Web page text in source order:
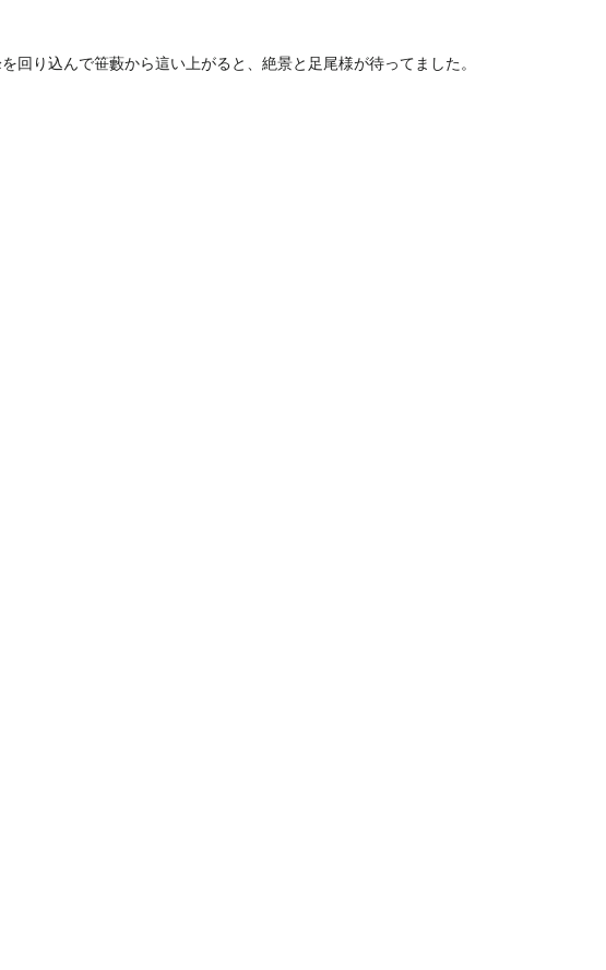
回り込んで笹藪から這い上がると、絶景と足尾様が待ってました。